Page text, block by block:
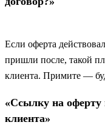
Если оферта
пришли после, такой
клиента. Примите —
«Ссылку на оферту
клиента»